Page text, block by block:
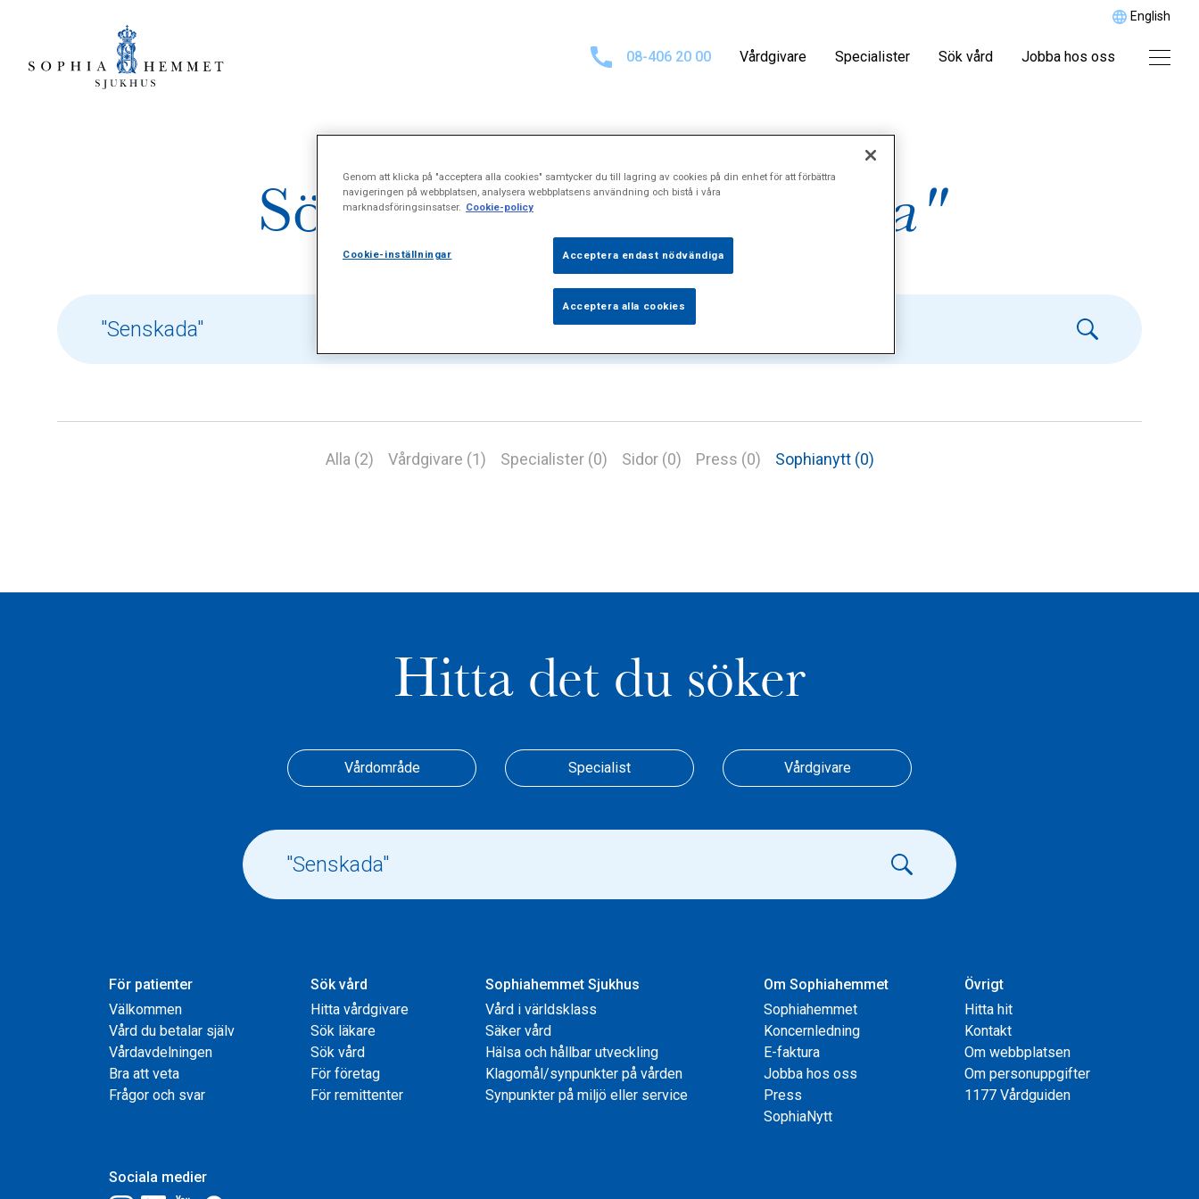
English
08-406 20 00 Vårdgivare Specialister Sök vård Jobba hos oss
Sökresultat för"Senskada"
Alla (2) Vårdgivare (1) Specialister (0) Sidor (0) Press (0) Sophianytt (0)
Hitta det du söker
Vårdområde Specialist Vårdgivare
För patienter
Välkommen
Vård du betalar själv
Vårdavdelningen
Bra att veta
Frågor och svar
Sök vård
Hitta vårdgivare
Sök läkare
Sök vård
För företag
För remittenter
Sophiahemmet Sjukhus
Vård i världsklass
Säker vård
Hälsa och hållbar utveckling
Klagomål/synpunkter på vården
Synpunkter på miljö eller service
Om Sophiahemmet
Sophiahemmet
Koncernledning
E-faktura
Jobba hos oss
Press
SophiaNytt
Övrigt
Hitta hit
Kontakt
Om webbplatsen
Om personuppgifter
1177 Vårdguiden
Sociala medier
Genom att klicka på "acceptera alla cookies" samtycker du till lagring av cookies på din enhet för att förbättra
navigeringen på webbplatsen, analysera webbplatsens användning och bistå i våra
marknadsföringsinsatser. Cookie-policy
Cookie-inställningar Acceptera endast nödvändiga
Acceptera alla cookies